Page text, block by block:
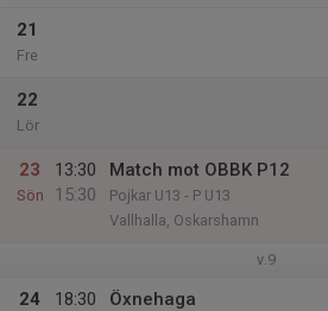
21
Fre
22
Lör
23
Sön
13:30
15:30
Match mot OBBK P12
Pojkar U13 - P U13
Vallhalla, Oskarshamn
v.9
24
18:30
Öxnehaga